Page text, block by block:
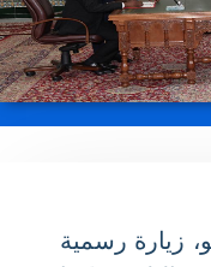
زيارة رسمية